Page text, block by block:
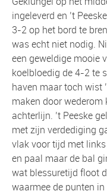
ingeleverd en ’t
3-2 op het bord te
was echt niet nodig.
een geweldige mooie
koelbloedig de 4-2 te
haven maar toch wist
maken door
achterlijn. ’t Peeske
met zijn verdediging
vlak voor tijd met
en paal maar de bal
wat blessuretijd floot
waarmee de punten in